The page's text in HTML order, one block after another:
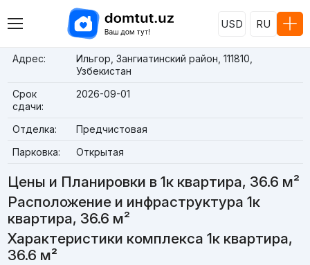
USD RU
Адрес:
Ильгор, Зангиатинский район, 111810,
Узбекистан
Срок
сдачи:
2026-09-01
Отделка:
Предчистовая
Парковка:
Открытая
Цены и Планировки в 1к квартира, 36.6 м²
Расположение и инфраструктура 1к
квартира, 36.6 м²
Характеристики комплекса 1к квартира,
36.6 м²